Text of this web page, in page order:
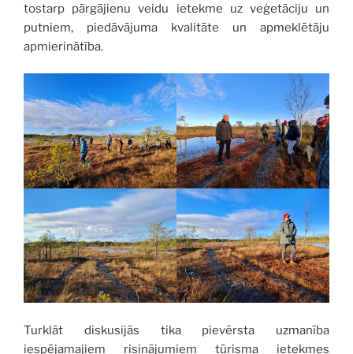
tostarp pārgājienu veidu ietekme uz veģetāciju un
putniem, piedāvājuma kvalitāte un apmeklētāju
apmierinātība.
Turklāt diskusijās tika pievērsta uzmanība
iespējamajiem risinājumiem tūrisma ietekmes